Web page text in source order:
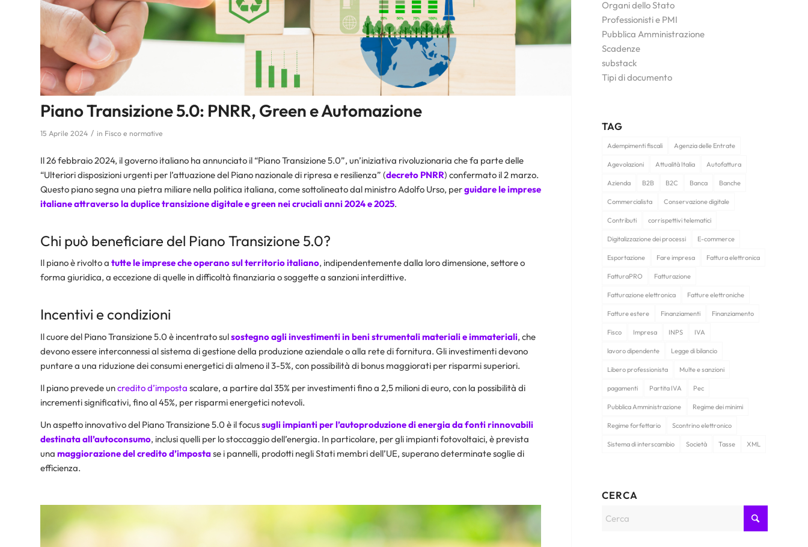
Piano Transizione 5.0: PNRR, Green e Automazione
15 Aprile 2024 / in Fisco e normative
Il 26 febbraio 2024, il governo italiano ha annunciato il “Piano Transizione 5.0”, un’iniziativa rivoluzionaria che fa parte delle
“Ulteriori disposizioni urgenti per l’attuazione del Piano nazionale di ripresa e resilienza” (decreto PNRR) confermato il 2 marzo.
Questo piano segna una pietra miliare nella politica italiana, come sottolineato dal ministro Adolfo Urso, perguidare le imprese
italiane attraverso la duplice transizione digitale e green nei cruciali anni 2024 e 2025.
Chi può beneficiare del Piano Transizione 5.0?
Il piano è rivolto a tutte le imprese che operano sul territorio italiano, indipendentemente dalla loro dimensione, settore o
forma giuridica, a eccezione di quelle in difficoltà finanziaria o soggette a sanzioni interdittive.
Incentivi e condizioni
Il cuore del Piano Transizione 5.0 è incentrato sulsostegno agli investimenti in beni strumentali materiali e immateriali, che
devono essere interconnessi al sistema di gestione della produzione aziendale o alla rete di fornitura. Gli investimenti devono
puntare a una riduzione dei consumi energetici di almeno il 3-5%, con possibilità di bonus maggiorati per risparmi superiori.
Il piano prevede uncredito d’imposta scalare, a partire dal 35% per investimenti fino a 2,5 milioni di euro, con la possibilità di
incrementi significativi, fino al 45%, per risparmi energetici notevoli.
Un aspetto innovativo del Piano Transizione 5.0 è il focussugli impianti per l’autoproduzione di energia da fonti rinnovabili
destinata all’autoconsumo, inclusi quelli per lo stoccaggio dell’energia. In particolare, per gli impianti fotovoltaici, è prevista
una maggiorazione del credito d’impostase i pannelli, prodotti negli Stati membri dell’UE, superano determinate soglie di
efficienza.
Organi dello Stato
Professionisti e PMI
Pubblica Amministrazione
Scadenze
substack
Tipi di documento
TAG
Adempimenti fiscali Agenzia delle Entrate
Agevolazioni Attualità Italia Autofattura
Azienda B2B B2C Banca Banche
Commercialista Conservazione digitale
Contributi corrispettivi telematici
Digitalizzazione dei processi E-commerce
Esportazione Fare impresa Fattura elettronica
FatturaPRO Fatturazione
Fatturazione elettronica Fatture elettroniche
Fatture estere Finanziamenti Finanziamento
Fisco Impresa INPS IVA
lavoro dipendente Legge di bilancio
Libero professionista Multe e sanzioni
pagamenti Partita IVA Pec
Pubblica Amministrazione Regime dei minimi
Regime forfettario Scontrino elettronico
Sistema di interscambio Società Tasse XML
CERCA